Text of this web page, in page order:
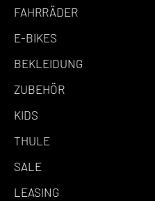
FAHRRÄDER
E-BIKES
BEKLEIDUNG
ZUBEHÖR
KIDS
THULE
SALE
LEASING